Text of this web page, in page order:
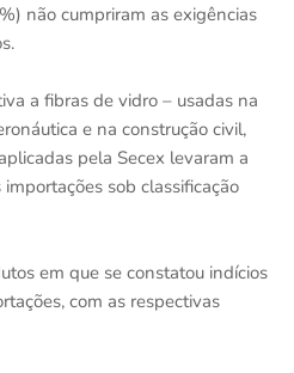
não cumpriram as exigências
a fibras de vidro – usadas na
e na construção civil,
pela Secex levaram a
sob classificação
em que se constatou indícios
com as respectivas